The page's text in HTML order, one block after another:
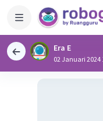
Era E
02 Januari 2024